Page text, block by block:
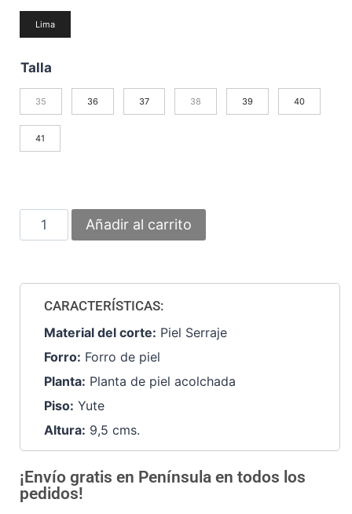
Lima
Talla
35 36 37 38 39 40
41
Añadir al carrito
CARACTERÍSTICAS:
Material del corte: Piel Serraje
Forro: Forro de piel
Planta: Planta de piel acolchada
Piso: Yute
Altura: 9,5 cms.
¡Envío gratis en Península en todos los
pedidos!